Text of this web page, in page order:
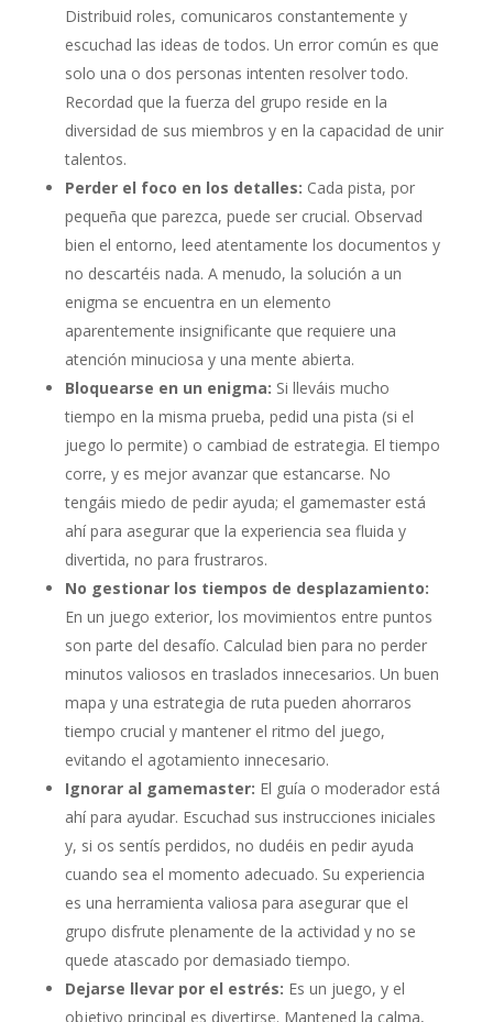
Distribuid roles, comunicaros constantemente y
escuchad las ideas de todos. Un error común es que
solo una o dos personas intenten resolver todo.
Recordad que la fuerza del grupo reside en la
diversidad de sus miembros y en la capacidad de unir
talentos.
Perder el foco en los detalles: Cada pista, por
pequeña que parezca, puede ser crucial. Observad
bien el entorno, leed atentamente los documentos y
no descartéis nada. A menudo, la solución a un
enigma se encuentra en un elemento
aparentemente insignificante que requiere una
atención minuciosa y una mente abierta.
Bloquearse en un enigma: Si lleváis mucho
tiempo en la misma prueba, pedid una pista (si el
juego lo permite) o cambiad de estrategia. El tiempo
corre, y es mejor avanzar que estancarse. No
tengáis miedo de pedir ayuda; el gamemaster está
ahí para asegurar que la experiencia sea fluida y
divertida, no para frustraros.
No gestionar los tiempos de desplazamiento:
En un juego exterior, los movimientos entre puntos
son parte del desafío. Calculad bien para no perder
minutos valiosos en traslados innecesarios. Un buen
mapa y una estrategia de ruta pueden ahorraros
tiempo crucial y mantener el ritmo del juego,
evitando el agotamiento innecesario.
Ignorar al gamemaster: El guía o moderador está
ahí para ayudar. Escuchad sus instrucciones iniciales
y, si os sentís perdidos, no dudéis en pedir ayuda
cuando sea el momento adecuado. Su experiencia
es una herramienta valiosa para asegurar que el
grupo disfrute plenamente de la actividad y no se
quede atascado por demasiado tiempo.
Dejarse llevar por el estrés: Es un juego, y el
objetivo principal es divertirse. Mantened la calma,